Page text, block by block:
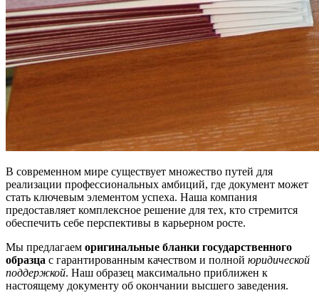
В современном мире существует множество путей для
реализации профессиональных амбиций, где документ может
стать ключевым элементом успеха. Наша компания
предоставляет комплексное решение для тех, кто стремится
обеспечить себе перспективы в карьерном росте.
Мы предлагаем оригинальные бланки государственного
образца с гарантированным качеством и полной юридической
поддержкой. Наш образец максимально приближен к
настоящему документу об окончании высшего заведения.